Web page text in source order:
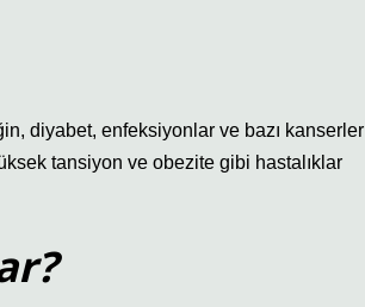
diyabet, enfeksiyonlar ve bazı kanserler
tansiyon ve obezite gibi hastalıklar